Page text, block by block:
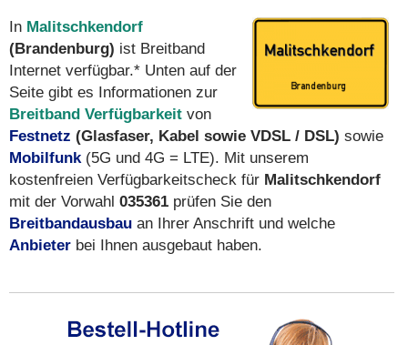
In Malitschkendorf
(Brandenburg) ist Breitband
Internet verfügbar.* Unten auf der
Seite gibt es Informationen zur
Breitband Verfügbarkeit von
Festnetz (Glasfaser, Kabel sowie VDSL / DSL) sowie
Mobilfunk (5G und 4G = LTE). Mit unserem
kostenfreien Verfügbarkeitscheck für Malitschkendorf
mit der Vorwahl 035361 prüfen Sie den
Breitbandausbau an Ihrer Anschrift und welche
Anbieter bei Ihnen ausgebaut haben.